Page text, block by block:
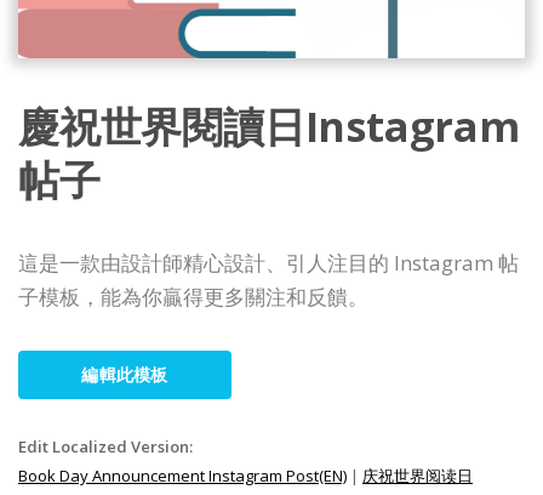
慶祝世界閱讀日Instagram
帖子
這是一款由設計師精心設計、引人注目的 Instagram 帖
子模板，能為你贏得更多關注和反饋。
編輯此模板
Edit Localized Version:
Book Day Announcement Instagram Post(EN) | 庆祝世界阅读日